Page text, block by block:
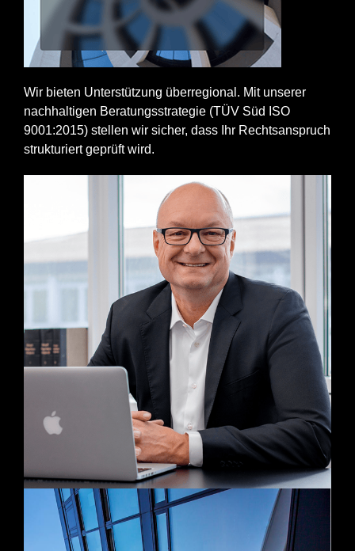
Wir bieten Unterstützung überregional. Mit unserer
nachhaltigen Beratungsstrategie (TÜV Süd ISO
9001:2015) stellen wir sicher, dass Ihr Rechtsanspruch
strukturiert geprüft wird.